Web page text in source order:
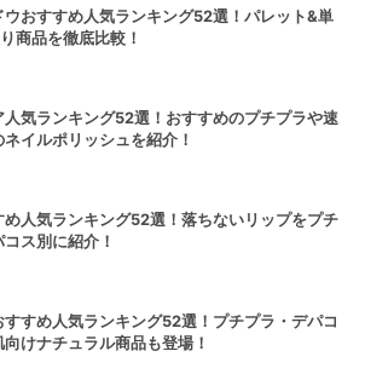
ウおすすめ人気ランキング52選！パレット&単
商品を徹底比較！
人気ランキング52選！おすすめのプチプラや速
イルポリッシュを紹介！
め人気ランキング52選！落ちないリップをプチ
ス別に紹介！
すすめ人気ランキング52選！プチプラ・デパコ
向けナチュラル商品も登場！